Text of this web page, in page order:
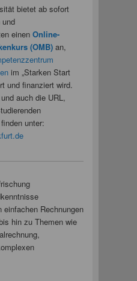
bietet ab sofort
einen Online-
(OMB)an,
im „Starken Start
und finanziert wird.
auch die URL,
unter:
Rechnungen
hin zu Themen wie